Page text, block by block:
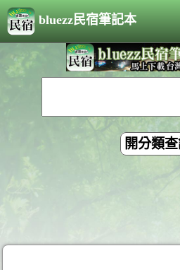
bluezz民宿筆記本
開分類